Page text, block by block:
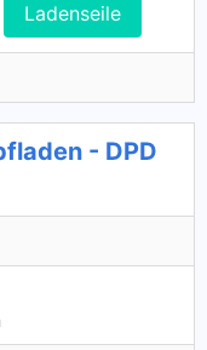
Ladenseile
- DPD